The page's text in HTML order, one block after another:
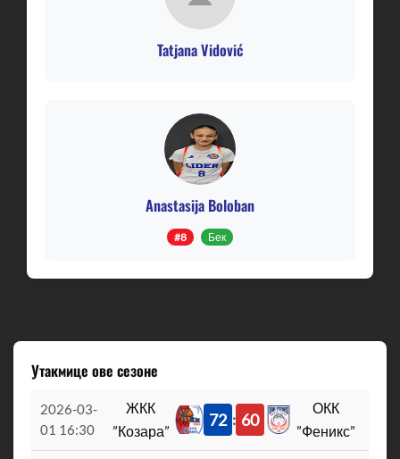
Tatjana Vidović
Anastasija Boloban
#8 Бек
Утакмице ове сезоне
2026-03-
01 16:30
ЖКК
”Козара”
72 : 60
ОКК
”Феникс”